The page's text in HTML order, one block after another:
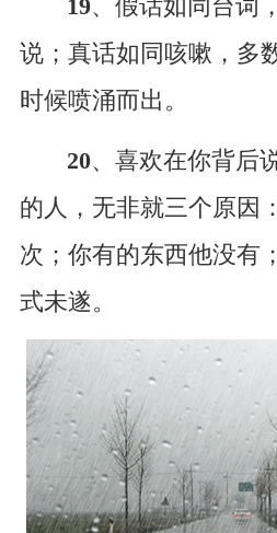
19、假话如同台词
说；真话如同咳嗽，多
时候喷涌而出。
20、喜欢在你背后
的人，无非就三个原因
次；你有的东西他没有
式未遂。